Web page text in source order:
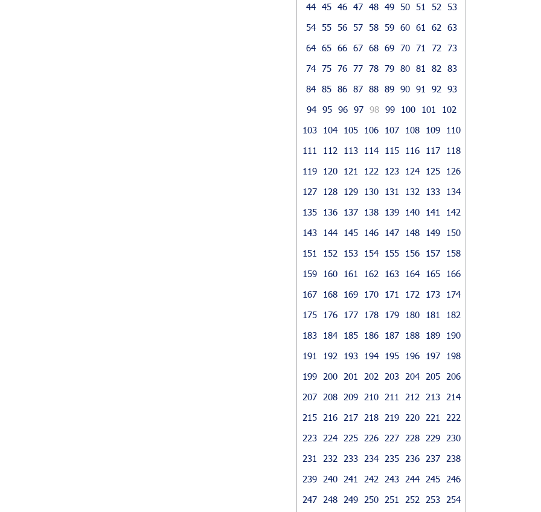
44 45 46 47 48 49 50 51 52
53
54 55 56 57 58 59 60 61 62
63
64 65 66 67 68 69 70 71 72
73
74 75 76 77 78 79 80 81 82
83
84 85 86 87 88 89 90 91 92
93
94 95 96 97 98 99 100 101
102
103
104 105 106 107 108 109
110
111
112 113 114 115 116 117
118
119
120 121 122 123 124 125
126
127
128 129 130 131 132 133
134
135
136 137 138 139 140 141
142
143
144 145 146 147 148 149
150
151
152 153 154 155 156 157
158
159
160 161 162 163 164 165
166
167
168 169 170 171 172 173
174
175
176 177 178 179 180 181
182
183
184 185 186 187 188 189
190
191
192 193 194 195 196 197
198
199
200 201 202 203 204 205
206
207
208 209 210 211 212 213
214
215
216 217 218 219 220 221
222
223
224 225 226 227 228 229
230
231
232 233 234 235 236 237
238
239
240 241 242 243 244 245
246
247
248 249 250 251 252 253 254